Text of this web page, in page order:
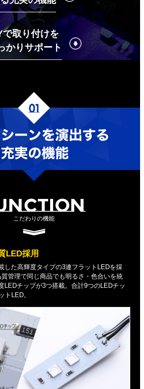
で取り付けを
かりサポート
こだわりの機能
LED採用
した高輝度タイプの3連フラットLEDを採
管理で同じ商品でも明るさ・色合いを統
LEDチップが3つ搭載。合計9つのLEDチッ
トLED。